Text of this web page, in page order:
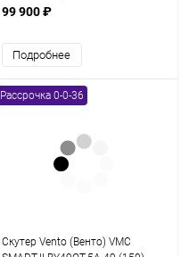
99 900 ₽
Подробнее
Рассрочка 0-0-36
Скутер Vento (Венто) VMC